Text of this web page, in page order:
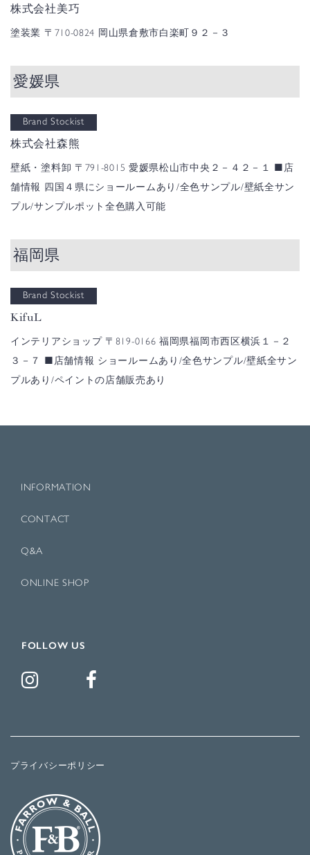
株式会社美巧
塗装業 〒710-0824 岡山県倉敷市白楽町９２－３
愛媛県
Brand Stockist
株式会社森熊
壁紙・塗料卸 〒791-8015 愛媛県松山市中央２－４２－１ ■店
舗情報 四国４県にショールームあり/全色サンプル/壁紙全サン
プル/サンプルポット全色購入可能
福岡県
Brand Stockist
KifuL
インテリアショップ 〒819-0166 福岡県福岡市西区横浜１－２
３－７ ■店舗情報 ショールームあり/全色サンプル/壁紙全サン
プルあり/ペイントの店舗販売あり
INFORMATION
CONTACT
Q&A
ONLINE SHOP
FOLLOW US
プライバシーポリシー